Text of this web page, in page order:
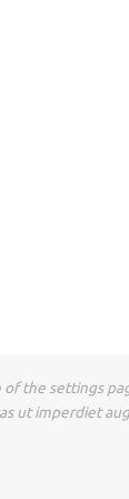
of the settings
ut imperdiet